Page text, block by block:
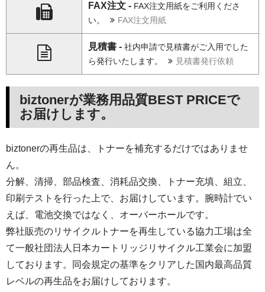
FAX注文 - FAX注文用紙をご利用くださ
い。
FAX注文用紙
見積書 - 社内申請で見積書がご入用でした
ら発行いたします。
見積書発行依頼
biztonerが業務用品質BEST PRICEで
お届けします。
biztonerの再生品は、トナーを補充するだけではありませ
ん。
分解、清掃、部品検査、消耗品交換、トナー充填、組立、
印刷テストを行った上で、お届けしています。腕時計でい
えば、電池交換ではなく、オーバーホールです。
弊社販売のリサイクルトナーを再生している協力工場は全
て一般社団法人日本カートリッジリサイクル工業会に加盟
しております。同会規定の基準をクリアした国内最高品質
レベルの再生品をお届けしております。